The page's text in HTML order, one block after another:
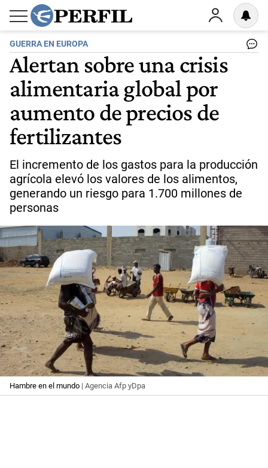
GUERRA EN EUROPA
Alertan sobre una crisis
alimentaria global por
aumento de precios de
fertilizantes
El incremento de los gastos para la producción
agrícola elevó los valores de los alimentos,
generando un riesgo para 1.700 millones de
personas
Hambre en el mundo | Agencia Afp yDpa